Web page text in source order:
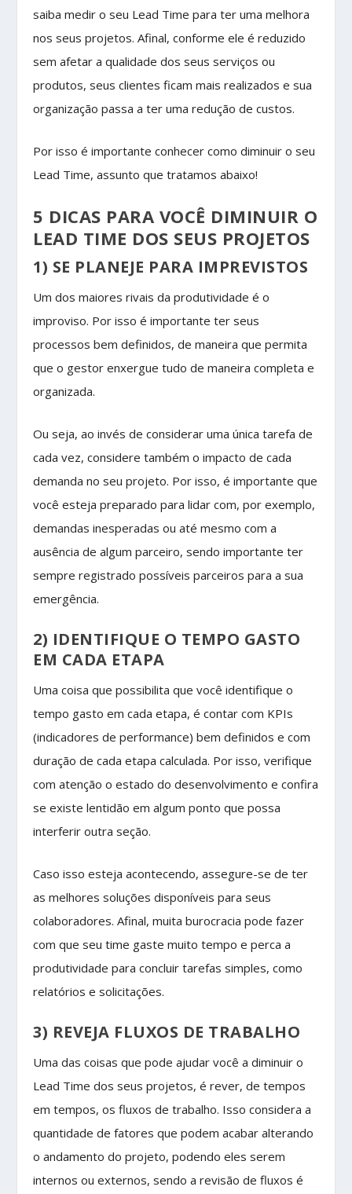
saiba medir o seu Lead Time para ter uma melhora
nos seus projetos. Afinal, conforme ele é reduzido
sem afetar a qualidade dos seus serviços ou
produtos, seus clientes ficam mais realizados e sua
organização passa a ter uma redução de custos.
Por isso é importante conhecer como diminuir o seu
Lead Time, assunto que tratamos abaixo!
5 DICAS PARA VOCÊ DIMINUIR O
LEAD TIME DOS SEUS PROJETOS
1) SE PLANEJE PARA IMPREVISTOS
Um dos maiores rivais da produtividade é o
improviso. Por isso é importante ter seus
processos bem definidos, de maneira que permita
que o gestor enxergue tudo de maneira completa e
organizada.
Ou seja, ao invés de considerar uma única tarefa de
cada vez, considere também o impacto de cada
demanda no seu projeto. Por isso, é importante que
você esteja preparado para lidar com, por exemplo,
demandas inesperadas ou até mesmo com a
ausência de algum parceiro, sendo importante ter
sempre registrado possíveis parceiros para a sua
emergência.
2) IDENTIFIQUE O TEMPO GASTO
EM CADA ETAPA
Uma coisa que possibilita que você identifique o
tempo gasto em cada etapa, é contar com KPIs
(indicadores de performance) bem definidos e com
duração de cada etapa calculada. Por isso, verifique
com atenção o estado do desenvolvimento e confira
se existe lentidão em algum ponto que possa
interferir outra seção.
Caso isso esteja acontecendo, assegure-se de ter
as melhores soluções disponíveis para seus
colaboradores. Afinal, muita burocracia pode fazer
com que seu time gaste muito tempo e perca a
produtividade para concluir tarefas simples, como
relatórios e solicitações.
3) REVEJA FLUXOS DE TRABALHO
Uma das coisas que pode ajudar você a diminuir o
Lead Time dos seus projetos, é rever, de tempos
em tempos, os fluxos de trabalho. Isso considera a
quantidade de fatores que podem acabar alterando
o andamento do projeto, podendo eles serem
internos ou externos, sendo a revisão de fluxos é